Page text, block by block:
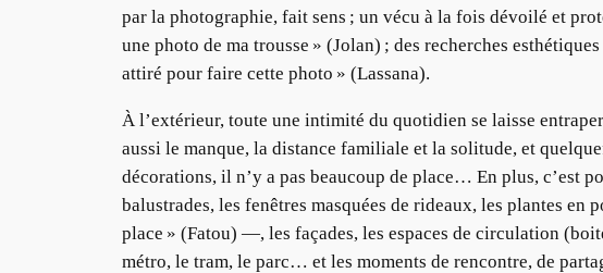
par la photographie, fait sens ; un vécu à la fois dévoilé et
une photo de ma trousse » (Jolan) ; des recherches
attiré pour faire cette photo » (Lassana).
À l’extérieur, toute une intimité du quotidien se laisse
aussi le manque, la distance familiale et la solitude, et
décorations, il n’y a pas beaucoup de place… En plus, c’est
balustrades, les fenêtres masquées de rideaux, les plantes
place » (Fatou) —, les façades, les espaces de circulation
métro, le tram, le parc… et les moments de rencontre, de